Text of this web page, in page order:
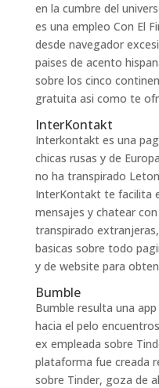
en la cumbre del
es una empleo Con El
desde navegador
paises de acento
sobre los cinco
gratuita asi­ como te
InterKontakt
Interkontakt es una
chicas rusas y de
no ha transpirado
InterKontakt te facilita
mensajes y chatear
transpirado
basicas sobre todo
y de website para
Bumble
Bumble resulta una
hacia el pelo
ex empleada sobre
plataforma fue creada
sobre Tinder, goza de